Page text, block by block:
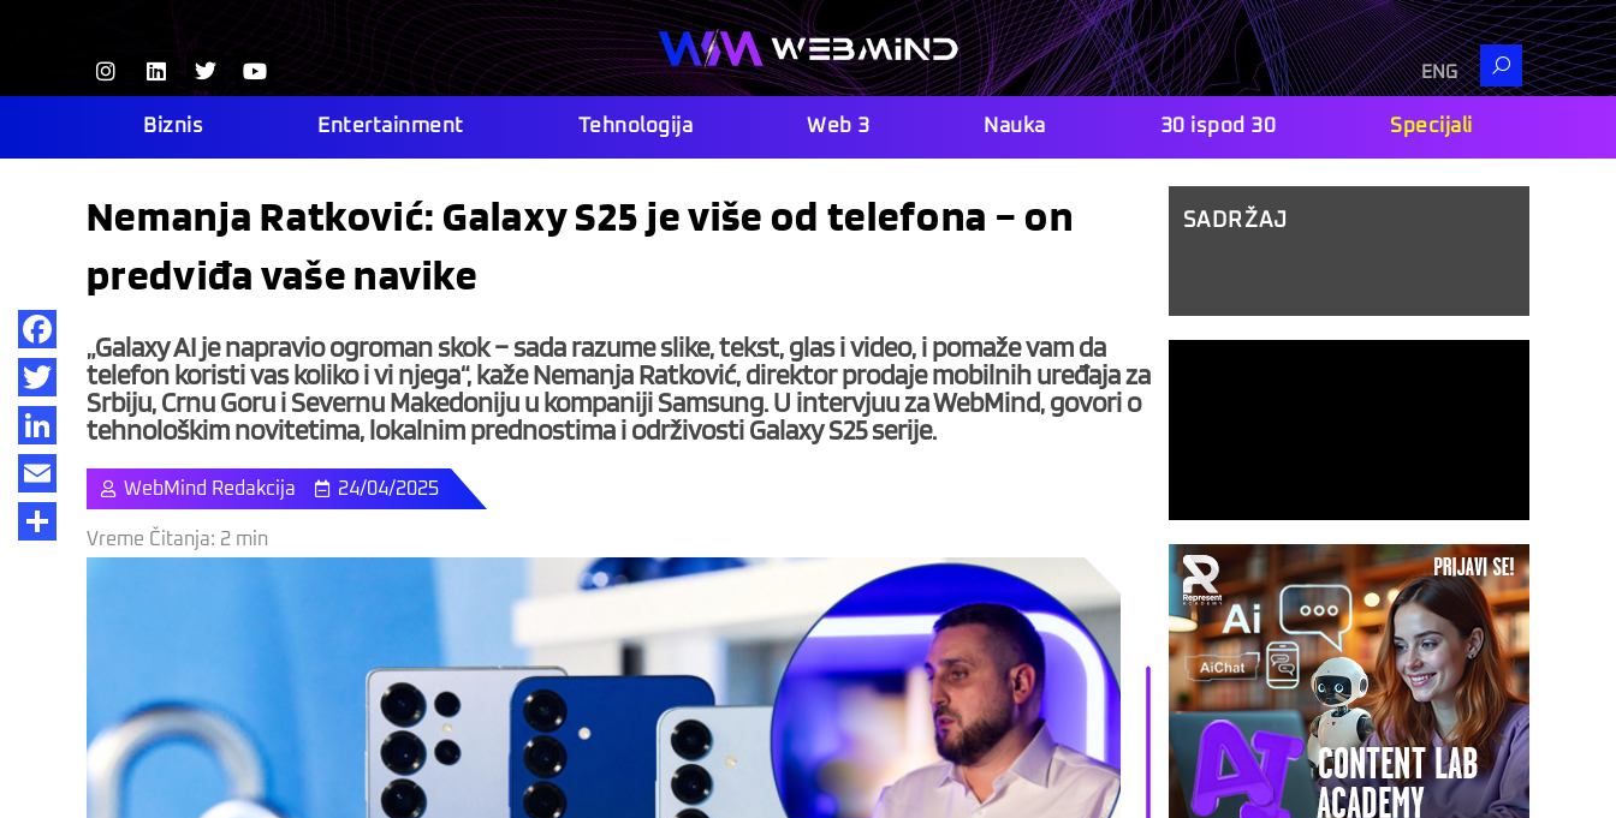
ENG
I
n
s
a
m
L
i
n
k
n
T
w
i
Y
o
u
Search
Biznis Entertainment Tehnologija Web 3 Nauka 30 ispod 30 Specijali
Nemanja Ratković: Galaxy S25 je više od telefona – on
predviđa vaše navike
„Galaxy AI je napravio ogroman skok – sada razume slike, tekst, glas i video, i pomaže vam da
telefon koristi vas koliko i vi njega“, kaže Nemanja Ratković, direktor prodaje mobilnih uređaja za
Srbiju, Crnu Goru i Severnu Makedoniju u kompaniji Samsung. U intervjuu za WebMind, govori o
tehnološkim novitetima, lokalnim prednostima i održivosti Galaxy S25 serije.
WebMind Redakcija 24/04/2025
Vreme Čitanja: 2 min
Facebook
Twitter
LinkedIn
Email
SADRŽAJ